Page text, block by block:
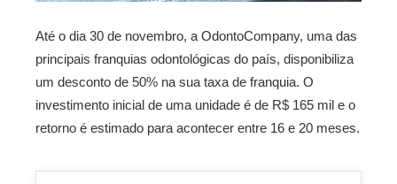
Até o dia 30 de novembro, a OdontoCompany, uma das
principais franquias odontológicas do país, disponibiliza
um desconto de 50% na sua taxa de franquia. O
investimento inicial de uma unidade é de R$ 165 mil e o
retorno é estimado para acontecer entre 16 e 20 meses.